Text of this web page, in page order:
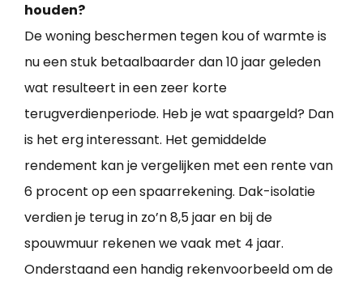
houden?
De woning beschermen tegen kou of warmte is
nu een stuk betaalbaarder dan 10 jaar geleden
wat resulteert in een zeer korte
terugverdienperiode. Heb je wat spaargeld? Dan
is het erg interessant. Het gemiddelde
rendement kan je vergelijken met een rente van
6 procent op een spaarrekening. Dak-isolatie
verdien je terug in zo’n 8,5 jaar en bij de
spouwmuur rekenen we vaak met 4 jaar.
Onderstaand een handig rekenvoorbeeld om de